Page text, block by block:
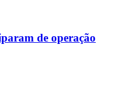
de operação